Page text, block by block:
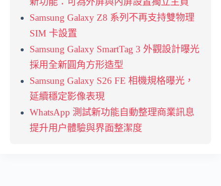
Samsung Galaxy Z8 系列不再支持雙物理
SIM 卡設置
Samsung Galaxy SmartTag 3 外觀設計曝光
採用全新圓角方形造型
Samsung Galaxy S26 FE 相機規格曝光，
延續穩定影像表現
WhatsApp 測試新功能自動整理商業訊息
提升用户體驗與界面整潔度